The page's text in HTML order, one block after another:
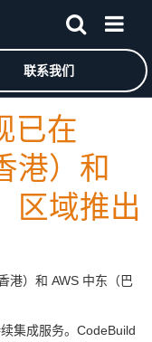
联系我们
已在
港）和
区域推出
港）和 AWS 中东（巴
集成服务。CodeBuild